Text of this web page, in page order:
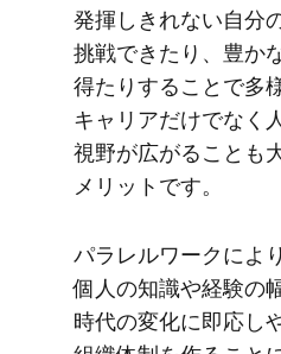
発揮しきれない​自分
挑戦できたり、​豊か
得たりする​ことで​多
キャリアだけでなく​
視野が​広がることも​
メリットです。
パラレルワークに​よ
個人の​知識や​経験の​
時代の​変化に​即応し